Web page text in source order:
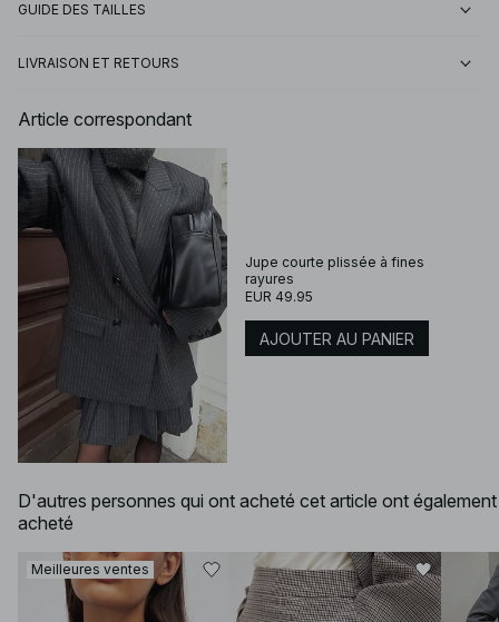
GUIDE DES TAILLES
LIVRAISON ET RETOURS
Article correspondant
Jupe courte plissée à fines
rayures
EUR 49.95
AJOUTER AU PANIER
D'autres personnes qui ont acheté cet article ont également
acheté
Meilleures ventes